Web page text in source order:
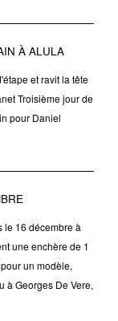
À ALULA
et ravit la tête
Troisième jour de
pour Daniel
le 16 décembre à
une enchère de 1
un modèle,
à Georges De Vere,